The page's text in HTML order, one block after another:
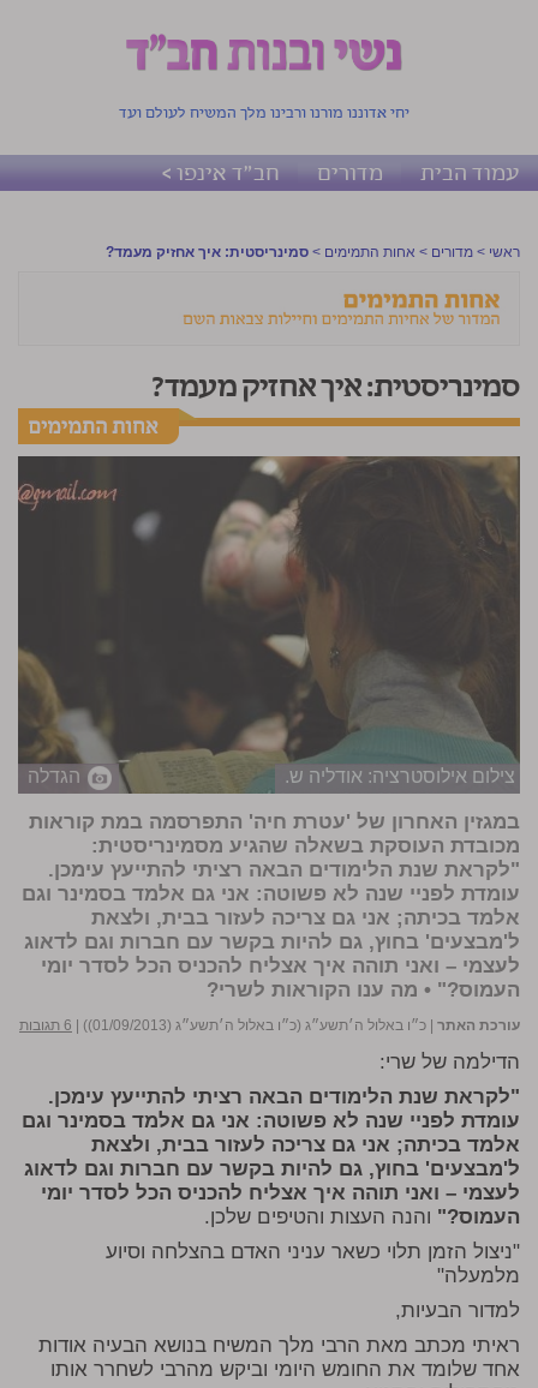
יחי אדוננו מורנו ורבינו מלך המשיח לעולם ועד
עמוד הבית מדורים חב"ד אינפו >
ראשי > מדורים > אחות התמימים > סמינריסטית: איך אחזיק מעמד?
סמינריסטית: איך אחזיק מעמד?
צילום אילוסטרציה: אודליה ש. הגדלה
במגזין האחרון של 'עטרת חיה' התפרסמה במת קוראות
מכובדת העוסקת בשאלה שהגיע מסמינריסטית:
"לקראת שנת הלימודים הבאה רציתי להתייעץ עימכן.
עומדת לפניי שנה לא פשוטה: אני גם אלמד בסמינר וגם
אלמד בכיתה; אני גם צריכה לעזור בבית, ולצאת
ל'מבצעים' בחוץ, גם להיות בקשר עם חברות וגם לדאוג
לעצמי – ואני תוהה איך אצליח להכניס הכל לסדר יומי
העמוס?" • מה ענו הקוראות לשרי?
עורכת האתר | כ״ו באלול ה׳תשע״ג (כ״ו באלול ה׳תשע״ג (01/09/2013)) | 6 תגובות
הדילמה של שרי:
"לקראת שנת הלימודים הבאה רציתי להתייעץ עימכן.
עומדת לפניי שנה לא פשוטה: אני גם אלמד בסמינר וגם
אלמד בכיתה; אני גם צריכה לעזור בבית, ולצאת
ל'מבצעים' בחוץ, גם להיות בקשר עם חברות וגם לדאוג
לעצמי – ואני תוהה איך אצליח להכניס הכל לסדר יומי
העמוס?" והנה העצות והטיפים שלכן.
"ניצול הזמן תלוי כשאר עניני האדם בהצלחה וסיוע
מלמעלה"
למדור הבעיות,
ראיתי מכתב מאת הרבי מלך המשיח בנושא הבעיה אודות
אחד שלומד את החומש היומי וביקש מהרבי לשחרר אותו